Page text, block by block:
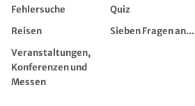
Fehlersuche
Quiz
Reisen
Sieben Fragen an...
Veranstaltungen,
Konferenzen und
Messen